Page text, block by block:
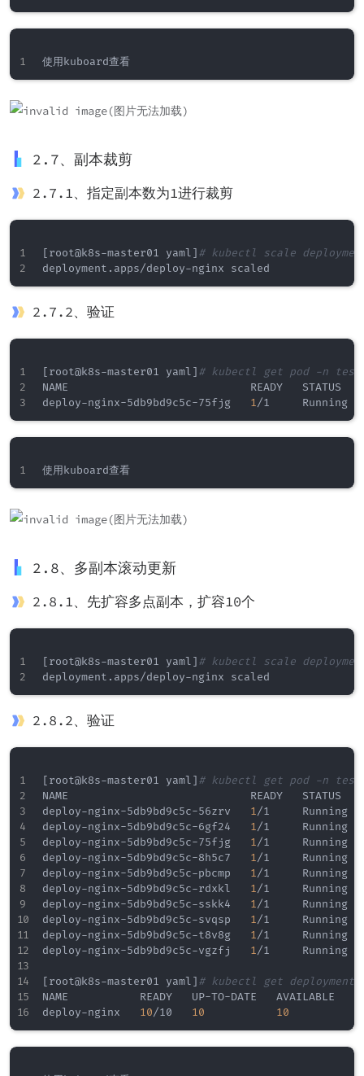
2.7、副本裁剪
2.7.1、指定副本数为1进行裁剪
[root@k8s-master01 yaml] # kubectl scale
2.7.2、验证
[root@k8s-master01 yaml] # kubectl get pod -n test
NAME                            READY   STATUS
deploy-nginx-5db9bd9c5c-75fjg 1/1
2.8、多副本滚动更新
2.8.1、先扩容多点副本，扩容10个
[root@k8s-master01 yaml] # kubectl scale
2.8.2、验证
[root@k8s-master01 yaml] # kubectl get pod -n test
NAME                            READY   STATUS
deploy-nginx-5db9bd9c5c-56zrv 1/1
deploy-nginx-5db9bd9c5c-6gf24 1/1
deploy-nginx-5db9bd9c5c-75fjg 1/1
deploy-nginx-5db9bd9c5c-8h5c7 1/1
deploy-nginx-5db9bd9c5c-pbcmp 1/1
deploy-nginx-5db9bd9c5c-rdxkl 1/1
deploy-nginx-5db9bd9c5c-sskk4 1/1
deploy-nginx-5db9bd9c5c-svqsp 1/1
deploy-nginx-5db9bd9c5c-t8v8g 1/1
deploy-nginx-5db9bd9c5c-vgzfj 1/1
[root@k8s-master01 yaml] # kubectl get
NAME           READY   UP-TO-DATE   AVAILABLE
deploy-nginx 10/10 10 10